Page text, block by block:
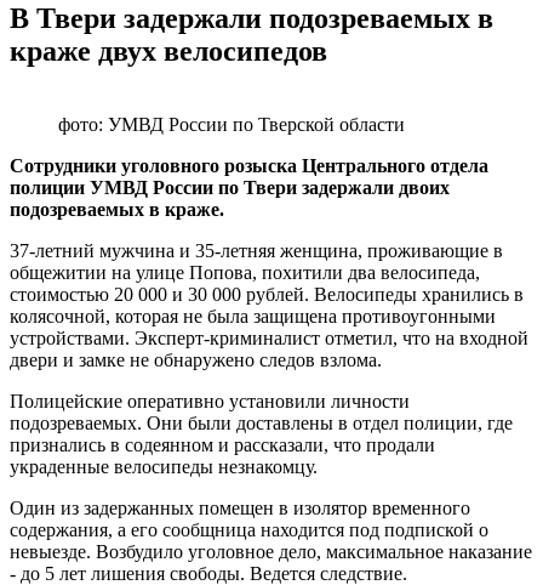
В Твери задержали подозреваемых в
краже двух велосипедов
фото: УМВД России по Тверской области
Сотрудники уголовного розыска Центрального отдела
полиции УМВД России по Твери задержали двоих
подозреваемых в краже.
37-летний мужчина и 35-летняя женщина, проживающие в
общежитии на улице Попова, похитили два велосипеда,
стоимостью 20 000 и 30 000 рублей. Велосипеды хранились в
колясочной, которая не была защищена противоугонными
устройствами. Эксперт-криминалист отметил, что на входной
двери и замке не обнаружено следов взлома.
Полицейские оперативно установили личности
подозреваемых. Они были доставлены в отдел полиции, где
признались в содеянном и рассказали, что продали
украденные велосипеды незнакомцу.
Один из задержанных помещен в изолятор временного
содержания, а его сообщница находится под подпиской о
невыезде. Возбудило уголовное дело, максимальное наказание
- до 5 лет лишения свободы. Ведется следствие.